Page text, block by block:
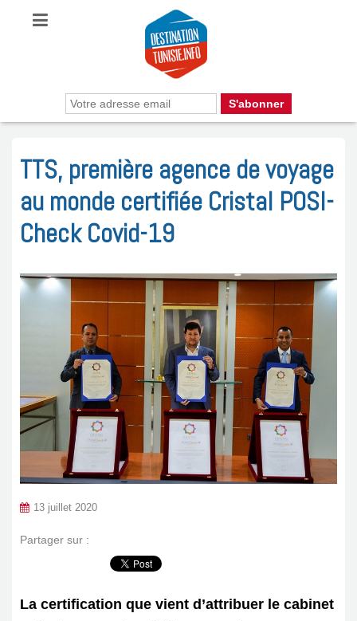
TTS, première agence de voyage
au monde certifiée Cristal POSI-
Check Covid-19
13 juillet 2020
Partager sur :
La certification que vient d’attribuer le cabinet